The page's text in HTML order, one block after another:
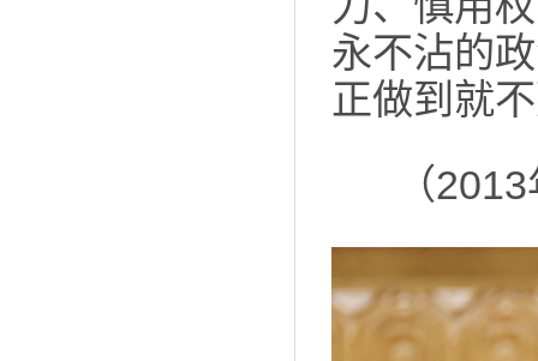
永不沾的
正做到就
（